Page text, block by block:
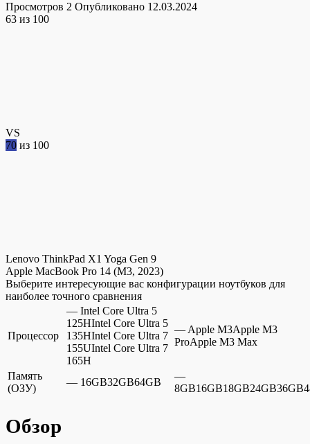
Просмотров 2 Опубликовано 12.03.2024
63 из 100
VS
70 из 100
Lenovo ThinkPad X1 Yoga Gen 9
Apple MacBook Pro 14 (M3, 2023)
Выберите интересующие вас конфигурации ноутбуков для
наиболее точного сравнения
Процессор
— Intel Core Ultra 5
125HIntel Core Ultra 5
135HIntel Core Ultra 7
155UIntel Core Ultra 7
165H
— Apple M3Apple M3
ProApple M3 Max
Память
(ОЗУ)
— 16GB32GB64GB
—
Обзор